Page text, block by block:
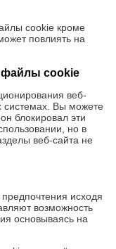
cookie кроме
повлиять на
файлы cookie
веб-
системах. Вы можете
блокировал эти
но в
веб-сайта не
исходя
возможность
основываясь на